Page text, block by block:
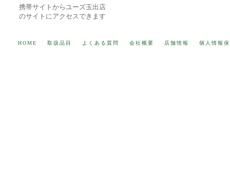
携帯サイトからユーズ玉出店
のサイトにアクセスできます
HOME 取扱品目 よくある質問 会社概要 店舗情報 個人情報